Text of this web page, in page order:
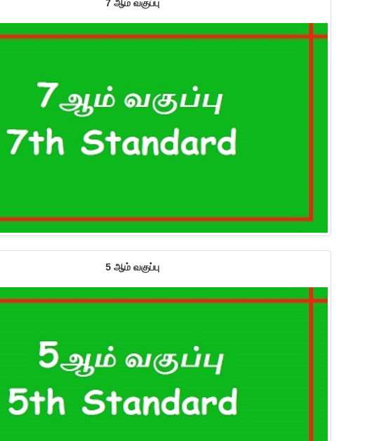
7 ஆம் வகுப்பு
5 ஆம் வகுப்பு